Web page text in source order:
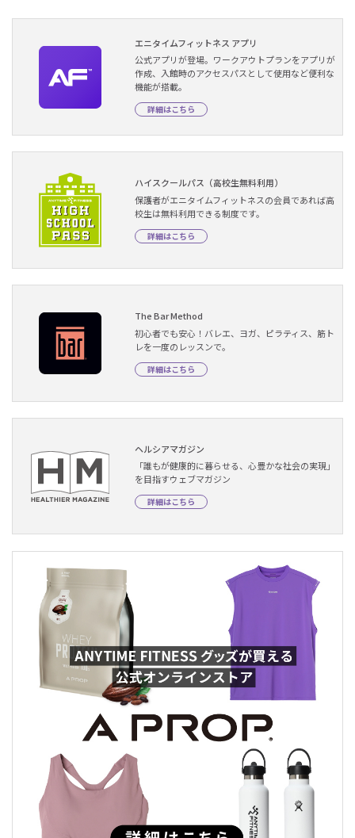
エニタイムフィットネス アプリ
公式アプリが登場。ワークアウトプランをアプリが
作成、入館時のアクセスパスとして使用など便利な
機能が搭載。
詳細はこちら
ハイスクールパス（高校生無料利用）
保護者がエニタイムフィットネスの会員であれば高
校生は無料利用できる制度です。
詳細はこちら
The Bar Method
初心者でも安心！バレエ、ヨガ、ピラティス、筋ト
レを一度のレッスンで。
詳細はこちら
ヘルシアマガジン
「誰もが健康的に暮らせる、心豊かな社会の実現」
を目指すウェブマガジン
詳細はこちら